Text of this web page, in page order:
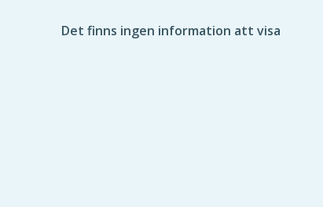
Det finns ingen information att visa